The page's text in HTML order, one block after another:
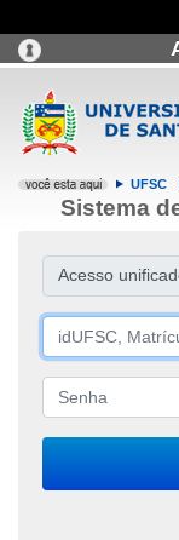
UFSC
Sistema
Acesso